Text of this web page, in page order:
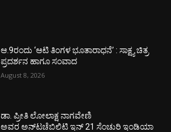
ಆ.9ರಂದು ‘ಆಟಿ ತಿಂಗಳ ಭೂತಾರಾಧನೆ’ : ಸಾಕ್ಷ್ಯ ಚಿತ್ರ
ಪ್ರದರ್ಶನ ಹಾಗೂ ಸಂವಾದ
August 8, 2026
ಡಾ. ಪ್ರೀತಿ ಲೋಲಾಕ್ಷ ನಾಗವೇಣಿ
ಅವರ ಅನ್‌ಟಚೆಬಿಲಿಟಿ ಇನ್ 21 ಸೆಂಚುರಿ ಇಂಡಿಯಾ